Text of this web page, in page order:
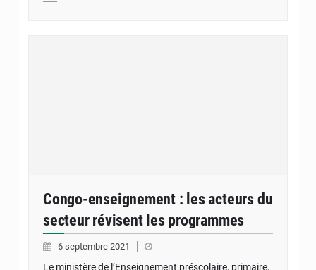
Congo-enseignement : les acteurs du
secteur révisent les programmes
6 septembre 2021
Le ministère de l’Enseignement préscolaire, primaire,